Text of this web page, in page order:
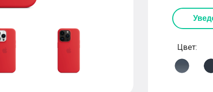
Цвет: